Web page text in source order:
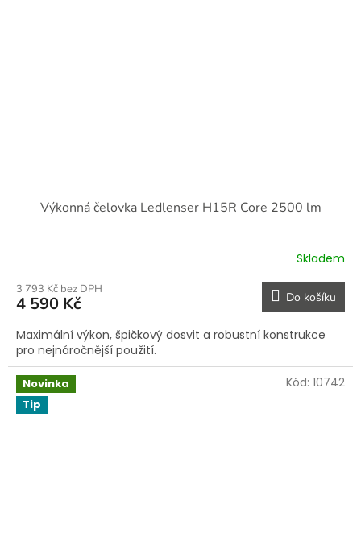
Výkonná čelovka Ledlenser H15R Core 2500 lm
Skladem
3 793 Kč bez DPH
4 590 Kč Do košíku
Maximální výkon, špičkový dosvit a robustní konstrukce
pro nejnáročnější použití.
Novinka
Tip
Kód: 10742